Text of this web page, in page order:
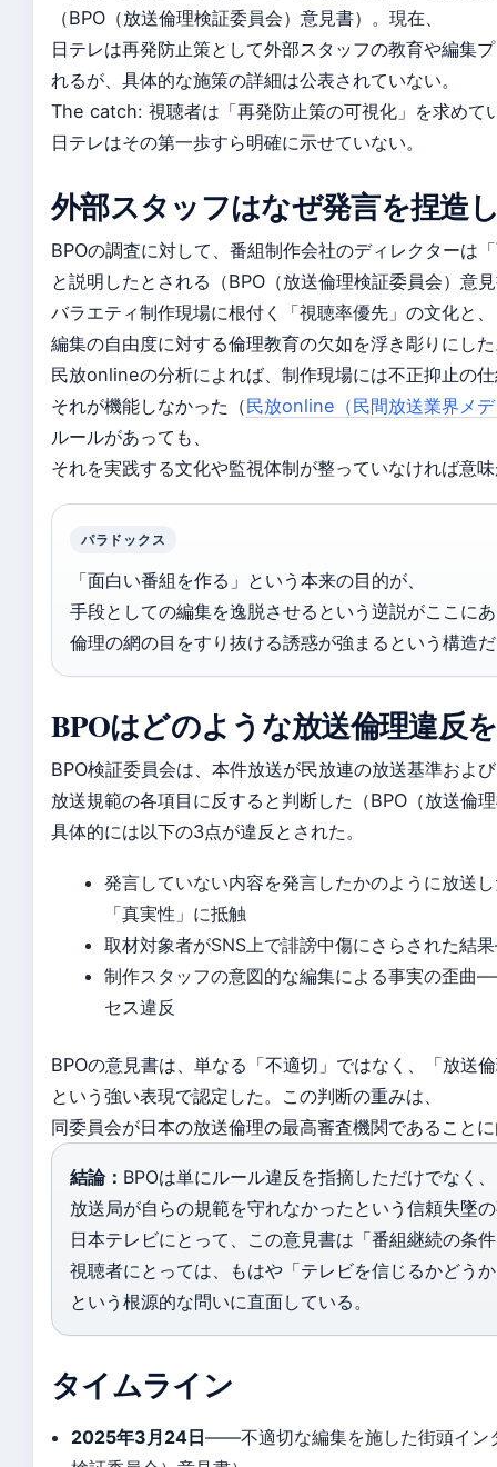
（BPO（放送倫理検証委員会）意見書）。現在、
日テレは再発防止策として外部スタッフの教育や編集
れるが、具体的な施策の詳細は公表されていない。
The catch: 視聴者は「再発防止策の可視化」を求めて
日テレはその第一歩すら明確に示せていない。
外部スタッフはなぜ発言を捏造
BPOの調査に対して、番組制作会社のディレクターは
と説明したとされる（BPO（放送倫理検証委員会）意
バラエティ制作現場に根付く「視聴率優先」の文化と、
編集の自由度に対する倫理教育の欠如を浮き彫りにし
民放onlineの分析によれば、制作現場には不正抑止の
それが機能しなかった（民放online（民間放送業界メ
ルールがあっても、
それを実践する文化や監視体制が整っていなければ意
パラドックス
「面白い番組を作る」という本来の目的が、
手段としての編集を逸脱させるという逆説がここに
倫理の網の目をすり抜ける誘惑が強まるという構造
BPOはどのような放送倫理違反
BPO検証委員会は、本件放送が民放連の放送基準およ
放送規範の各項目に反すると判断した（BPO（放送倫
具体的には以下の3点が違反とされた。
発言していない内容を発言したかのように放
「真実性」に抵触
取材対象者がSNS上で誹謗中傷にさらされた結
制作スタッフの意図的な編集による事実の歪曲
セス違反
BPOの意見書は、単なる「不適切」ではなく、「放送
という強い表現で認定した。この判断の重みは、
同委員会が日本の放送倫理の最高審査機関であること
結論： BPOは単にルール違反を指摘しただけでなく、
放送局が自らの規範を守れなかったという信頼失墜
日本テレビにとって、この意見書は「番組継続の条
視聴者にとっては、もはや「テレビを信じるかどう
という根源的な問いに直面している。
タイムライン
2025年3月24日——不適切な編集を施した街頭イン